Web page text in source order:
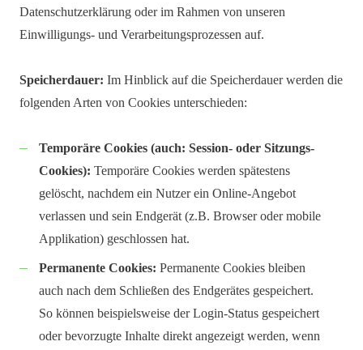
Datenschutzerklärung oder im Rahmen von unseren
Einwilligungs- und Verarbeitungsprozessen auf.
Speicherdauer: Im Hinblick auf die Speicherdauer werden die
folgenden Arten von Cookies unterschieden:
Temporäre Cookies (auch: Session- oder Sitzungs-
Cookies): Temporäre Cookies werden spätestens
gelöscht, nachdem ein Nutzer ein Online-Angebot
verlassen und sein Endgerät (z.B. Browser oder mobile
Applikation) geschlossen hat.
Permanente Cookies: Permanente Cookies bleiben
auch nach dem Schließen des Endgerätes gespeichert.
So können beispielsweise der Login-Status gespeichert
oder bevorzugte Inhalte direkt angezeigt werden, wenn